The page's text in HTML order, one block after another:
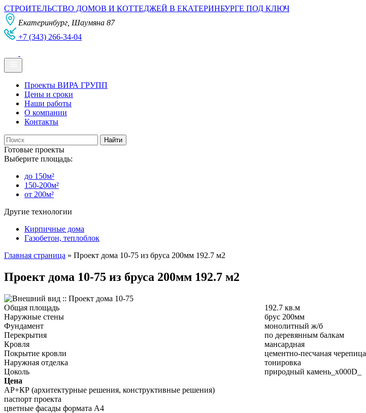
СТРОИТЕЛЬСТВО ДОМОВ И КОТТЕДЖЕЙ В ЕКАТЕРИНБУРГЕ ПОД КЛЮЧ
Екатеринбург, Шаумяна 87
+7 (343) 266-34-04
Проекты ВИРА ГРУПП
Цены и сроки
Наши работы
О компании
Контакты
Готовые проекты
Выберите площадь:
до 150м²
150-200м²
от 200м²
Другие технологии
Кирпичные дома
Газобетон, теплоблок
Главная страница » Проект дома 10-75 из бруса 200мм 192.7 м2
Проект дома 10-75 из бруса 200мм 192.7 м2
Общая площадь
192.7 кв.м
Наружные стены
брус 200мм
Фундамент
монолитный ж/б
Перекрытия
по деревянным балкам
Кровля
мансардная
Покрытие кровли
цементно-песчаная черепица
Наружная отделка
тонировка
Цоколь
природный камень_x000D_
Цена
АР+КР (архитектурные решения, конструктивные решения)
паспорт проекта
цветные фасады формата А4